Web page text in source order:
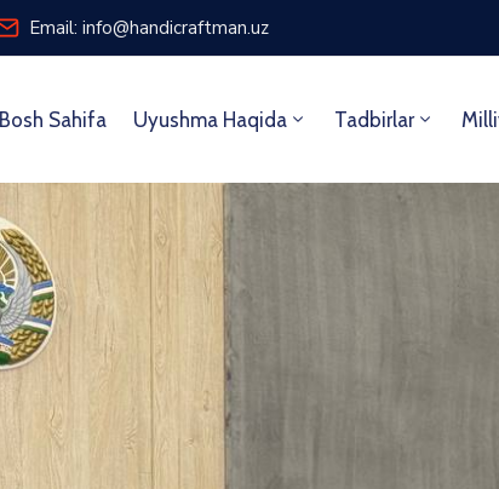
Email: info@handicraftman.uz
Bosh Sahifa Uyushma Haqida Tadbirlar